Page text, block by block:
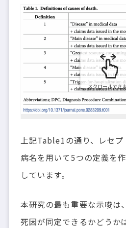
スクロールでき
上記Table1の通り、レセ
病名を用いて5つの定義を
しています。
本研究の最も重要な示唆は
死因が同定できるかどうか